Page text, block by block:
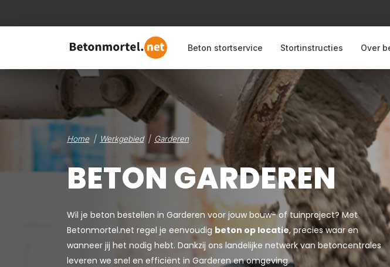
Beton stortservice Stortinstructies Over
Home Werkgebied Garderen
BETON GARDEREN
Wil je beton bestellen in Garderen voor jouw bouw- of tuinproject? Met
Betonmortel.net regel je eenvoudig beton op locatie, precies waar en
wanneer jij het nodig hebt. Dankzij ons landelijke netwerk van betoncentrales
leveren we snel en efficiënt in Garderen en omgeving.